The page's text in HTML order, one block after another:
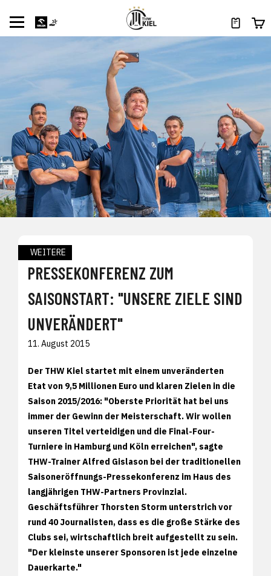
WEITERE
PRESSEKONFERENZ ZUM
SAISONSTART: "UNSERE ZIELE SIND
UNVERÄNDERT"
11. August 2015
Der THW Kiel startet mit einem unveränderten
Etat von 9,5 Millionen Euro und klaren Zielen in die
Saison 2015/2016: "Oberste Priorität hat bei uns
immer der Gewinn der Meisterschaft. Wir wollen
unseren Titel verteidigen und die Final-Four-
Turniere in Hamburg und Köln erreichen", sagte
THW-Trainer Alfred Gislason bei der traditionellen
Saisoneröffnungs-Pressekonferenz im Haus des
langjährigen THW-Partners Provinzial.
Geschäftsführer Thorsten Storm unterstrich vor
rund 40 Journalisten, dass es die große Stärke des
Clubs sei, wirtschaftlich breit aufgestellt zu sein.
"Der kleinste unserer Sponsoren ist jede einzelne
Dauerkarte."